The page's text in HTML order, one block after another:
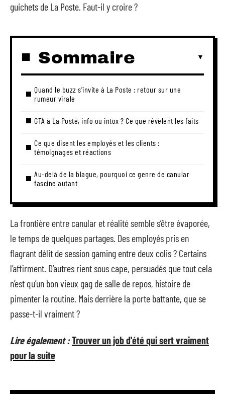
guichets de La Poste. Faut-il y croire ?
Sommaire
Quand le buzz s’invite à La Poste : retour sur une
rumeur virale
GTA à La Poste, info ou intox ? Ce que révèlent les faits
Ce que disent les employés et les clients :
témoignages et réactions
Au-delà de la blague, pourquoi ce genre de canular
fascine autant
La frontière entre canular et réalité semble s’être évaporée,
le temps de quelques partages. Des employés pris en
flagrant délit de session gaming entre deux colis ? Certains
l’affirment. D’autres rient sous cape, persuadés que tout cela
n’est qu’un bon vieux gag de salle de repos, histoire de
pimenter la routine. Mais derrière la porte battante, que se
passe-t-il vraiment ?
Lire également :Trouver un job d'été qui sert vraiment
pour la suite